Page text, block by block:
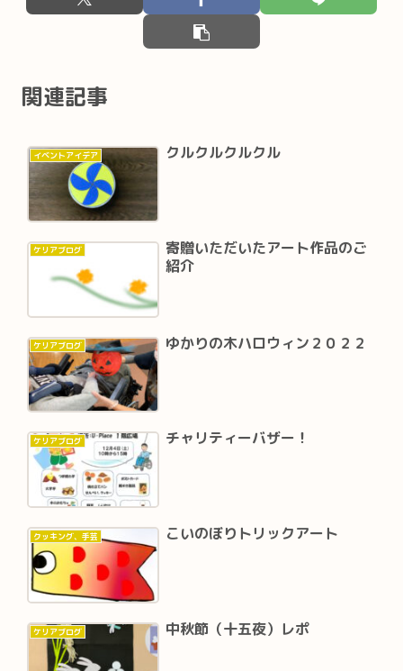
関連記事
イベントアイデア クルクルクルクル
ケリアブログ
寄贈いただいたアート作品のご
紹介
ケリアブログ ゆかりの木ハロウィン２０２２
ケリアブログ チャリティーバザー！
クッキング、手芸 こいのぼりトリックアート
ケリアブログ 中秋節（十五夜）レポ